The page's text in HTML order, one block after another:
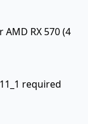
AMD RX 570 (4
required